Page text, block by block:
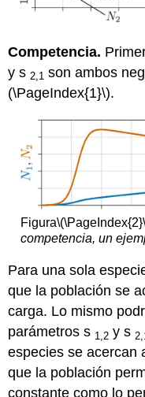
Competencia.
y s 2,1 son ambos
(\PageIndex{1}\).
Figura
competencia, un
Para una sola
que la población se
carga. Lo mismo
parámetros s 1,2 y s
especies se acercan
que la población
constante como lo